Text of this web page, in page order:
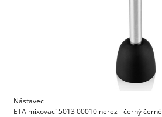
Nástavec
ETA mixovací 5013 00010 nerez - černý černé